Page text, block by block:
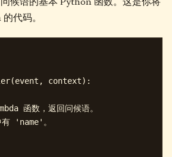
候语的基本 Python 函数。这是你将
代码。
context):
函数，返回问候语。
'name'。